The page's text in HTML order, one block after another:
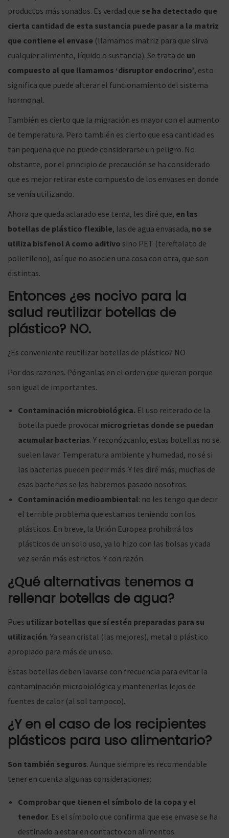
a
c
ó
n
i
d
productos más sonados. Es verdad que se ha detectado que
cierta cantidad de esta sustancia puede pasar a la matriz
que contiene el envase (llamamos matriz para que sirva
cualquier alimento, líquido o sustancia). Se trata de un
compuesto al que llamamos ‘disruptor endocrino’, esto
significa que puede alterar el funcionamiento del sistema
hormonal.
También es cierto que la migración es mayor con el aumento
de temperatura. Pero también es cierto que esa cantidad es
tan pequeña que no puede considerarse un peligro. No
obstante, por el principio de precaución se ha considerado
que es mejor retirar este compuesto de los envases en donde
se venía utilizando.
Ahora que queda aclarado ese tema, les diré que, en las
botellas de plástico flexible, las de agua envasada, no se
utiliza bisfenol A como aditivo sino PET (tereftalato de
polietileno), así que no asocien una cosa con otra, que son
distintas.
Entonces ¿es nocivo para la
salud reutilizar botellas de
plástico? NO.
¿Es conveniente reutilizar botellas de plástico? NO
Por dos razones. Pónganlas en el orden que quieran porque
son igual de importantes.
Contaminación microbiológica. El uso reiterado de la
botella puede provocar microgrietas donde se puedan
acumular bacterias. Y reconózcanlo, estas botellas no se
suelen lavar. Temperatura ambiente y humedad, no sé si
las bacterias pueden pedir más. Y les diré más, muchas de
esas bacterias se las habremos pasado nosotros.
Contaminación medioambiental: no les tengo que decir
el terrible problema que estamos teniendo con los
plásticos. En breve, la Unión Europea prohibirá los
plásticos de un solo uso, ya lo hizo con las bolsas y cada
vez serán más estrictos. Y con razón.
¿Qué alternativas tenemos a
rellenar botellas de agua?
Pues utilizar botellas que sí estén preparadas para su
utilización. Ya sean cristal (las mejores), metal o plástico
apropiado para más de un uso.
Estas botellas deben lavarse con frecuencia para evitar la
contaminación microbiológica y mantenerlas lejos de
fuentes de calor (al sol tampoco).
¿Y en el caso de los recipientes
plásticos para uso alimentario?
Son también seguros. Aunque siempre es recomendable
tener en cuenta algunas consideraciones:
Comprobar que tienen el símbolo de la copa y el
tenedor. Es el símbolo que confirma que ese envase se ha
destinado a estar en contacto con alimentos.